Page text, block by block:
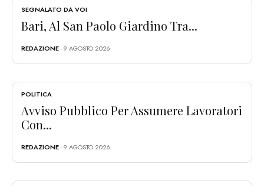
SEGNALATO DA VOI
Bari, Al San Paolo Giardino Tra...
REDAZIONE- 9 AGOSTO 2026
POLITICA
Avviso Pubblico Per Assumere Lavoratori
Con...
REDAZIONE- 9 AGOSTO 2026